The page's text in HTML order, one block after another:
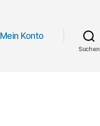
Mein Konto
Suchen